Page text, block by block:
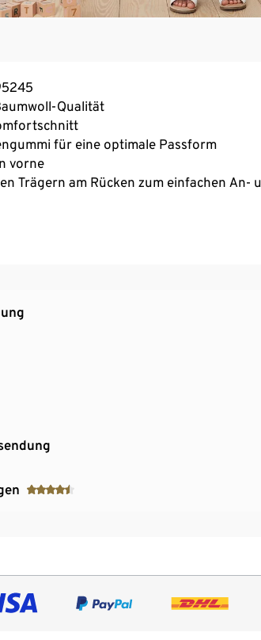
Qualität
für eine optimale Passform
vorne
Trägern am Rücken zum einfachen An-